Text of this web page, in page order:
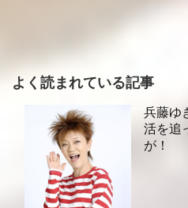
よく読まれている記事
兵藤ゆ
活を追
が！